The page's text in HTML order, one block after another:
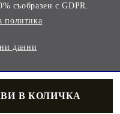
съобразен с GDPR.
политика
данни